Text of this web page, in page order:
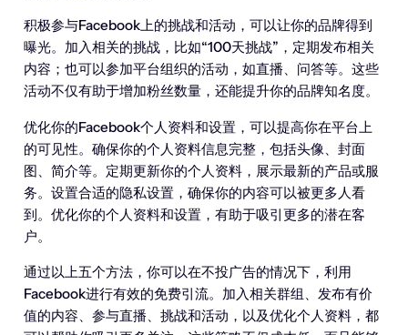
积极参与Facebook上的挑战和活动，可以让你的品牌得到
曝光。加入相关的挑战，比如“100天挑战”，定期发布相关
内容；也可以参加平台组织的活动，如直播、问答等。这些
活动不仅有助于增加粉丝数量，还能提升你的品牌知名度。
优化你的Facebook个人资料和设置，可以提高你在平台上
的可见性。确保你的个人资料信息完整，包括头像、封面
图、简介等。定期更新你的个人资料，展示最新的产品或服
务。设置合适的隐私设置，确保你的内容可以被更多人看
到。优化你的个人资料和设置，有助于吸引更多的潜在客
户。
通过以上五个方法，你可以在不投广告的情况下，利用
Facebook进行有效的免费引流。加入相关群组、发布有价
值的内容、参与直播、挑战和活动，以及优化个人资料，都